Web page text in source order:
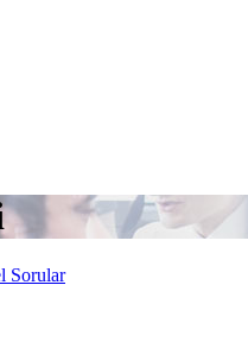
Sorular